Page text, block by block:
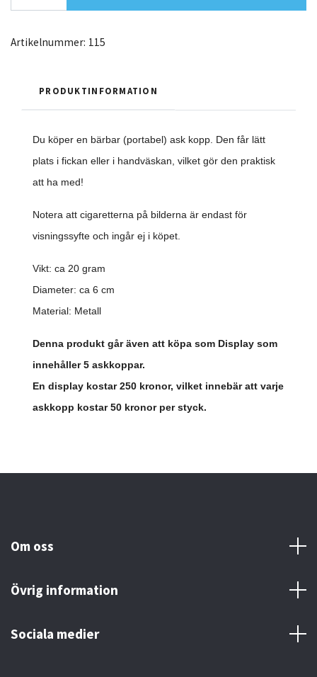
Artikelnummer: 115
PRODUKTINFORMATION
Du köper en bärbar (portabel) ask kopp. Den får lätt
plats i fickan eller i handväskan, vilket gör den praktisk
att ha med!
Notera att cigaretterna på bilderna är endast för
visningssyfte och ingår ej i köpet.
Vikt: ca 20 gram
Diameter: ca 6 cm
Material: Metall
Denna produkt går även att köpa som Display som
innehåller 5 askkoppar.
En display kostar 250 kronor, vilket innebär att varje
askkopp kostar 50 kronor per styck.
Om oss
Övrig information
Sociala medier